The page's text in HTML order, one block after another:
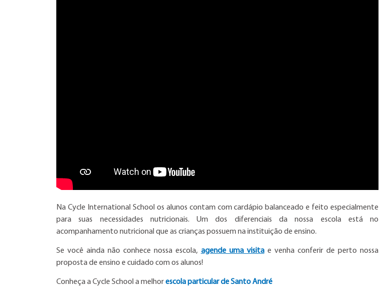
Na Cycle International School os alunos contam com cardápio balanceado e feito especialmente
para suas necessidades nutricionais. Um dos diferenciais da nossa escola está no
acompanhamento nutricional que as crianças possuem na instituição de ensino.
Se você ainda não conhece nossa escola, agende uma visitae venha conferir de perto nossa
proposta de ensino e cuidado com os alunos!
Conheça a Cycle School a melhorescola particular de Santo André